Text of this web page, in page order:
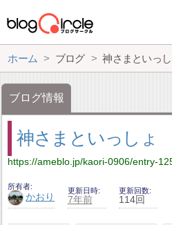
ホーム ブログ 神さまといっし
ブログ情報
神さまといっしょ
所有者
かおり
更新日時
7年前
更新回数
114回